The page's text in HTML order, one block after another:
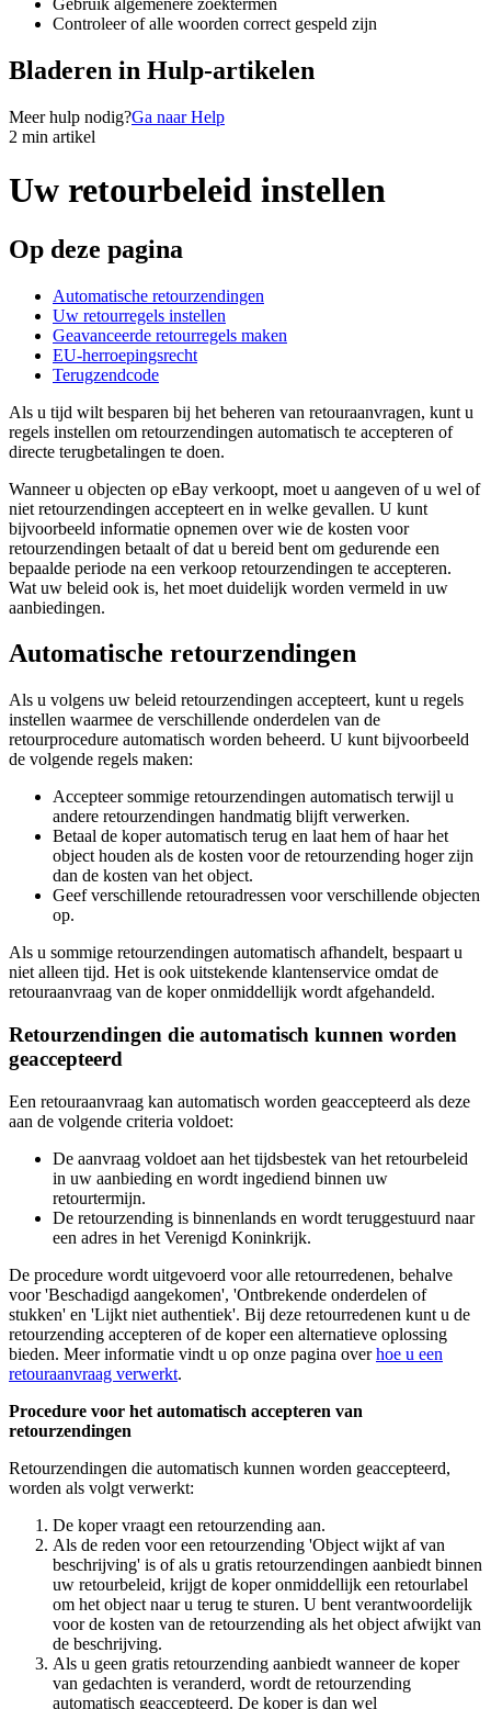
Gebruik algemenere zoektermen
Controleer of alle woorden correct gespeld zijn
Bladeren in Hulp-artikelen
Meer hulp nodig?Ga naar Help
2 min artikel
Uw retourbeleid instellen
Op deze pagina
Automatische retourzendingen
Uw retourregels instellen
Geavanceerde retourregels maken
EU-herroepingsrecht
Terugzendcode
Als u tijd wilt besparen bij het beheren van retouraanvragen, kunt u
regels instellen om retourzendingen automatisch te accepteren of
directe terugbetalingen te doen.
Wanneer u objecten op eBay verkoopt, moet u aangeven of u wel of
niet retourzendingen accepteert en in welke gevallen. U kunt
bijvoorbeeld informatie opnemen over wie de kosten voor
retourzendingen betaalt of dat u bereid bent om gedurende een
bepaalde periode na een verkoop retourzendingen te accepteren.
Wat uw beleid ook is, het moet duidelijk worden vermeld in uw
aanbiedingen.
Automatische retourzendingen
Als u volgens uw beleid retourzendingen accepteert, kunt u regels
instellen waarmee de verschillende onderdelen van de
retourprocedure automatisch worden beheerd. U kunt bijvoorbeeld
de volgende regels maken:
Accepteer sommige retourzendingen automatisch terwijl u
andere retourzendingen handmatig blijft verwerken.
Betaal de koper automatisch terug en laat hem of haar het
object houden als de kosten voor de retourzending hoger zijn
dan de kosten van het object.
Geef verschillende retouradressen voor verschillende objecten
op.
Als u sommige retourzendingen automatisch afhandelt, bespaart u
niet alleen tijd. Het is ook uitstekende klantenservice omdat de
retouraanvraag van de koper onmiddellijk wordt afgehandeld.
Retourzendingen die automatisch kunnen worden
geaccepteerd
Een retouraanvraag kan automatisch worden geaccepteerd als deze
aan de volgende criteria voldoet:
De aanvraag voldoet aan het tijdsbestek van het retourbeleid
in uw aanbieding en wordt ingediend binnen uw
retourtermijn.
De retourzending is binnenlands en wordt teruggestuurd naar
een adres in het Verenigd Koninkrijk.
De procedure wordt uitgevoerd voor alle retourredenen, behalve
voor 'Beschadigd aangekomen', 'Ontbrekende onderdelen of
stukken' en 'Lijkt niet authentiek'. Bij deze retourredenen kunt u de
retourzending accepteren of de koper een alternatieve oplossing
bieden. Meer informatie vindt u op onze pagina overhoe u een
retouraanvraag verwerkt.
Procedure voor het automatisch accepteren van
retourzendingen
Retourzendingen die automatisch kunnen worden geaccepteerd,
worden als volgt verwerkt:
De koper vraagt een retourzending aan.
Als de reden voor een retourzending 'Object wijkt af van
beschrijving' is of als u gratis retourzendingen aanbiedt binnen
uw retourbeleid, krijgt de koper onmiddellijk een retourlabel
om het object naar u terug te sturen. U bent verantwoordelijk
voor de kosten van de retourzending als het object afwijkt van
de beschrijving.
Als u geen gratis retourzending aanbiedt wanneer de koper
van gedachten is veranderd, wordt de retourzending
automatisch geaccepteerd. De koper is dan wel